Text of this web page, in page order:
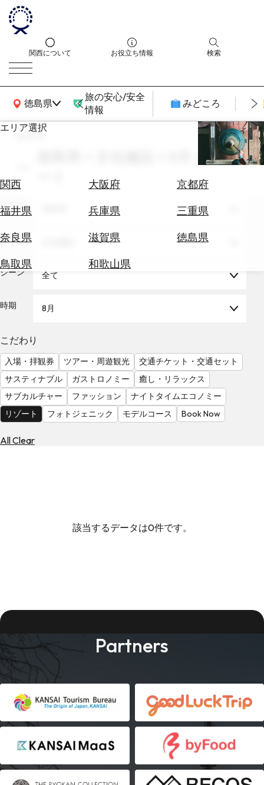
関西について お役立ち情報 検索
徳島県
関西広域MAP
旅の安心/安全
情報
みどころ
エリア選択
関西 大阪府
京都府
福井県
兵庫県
三重県
奈良県
滋賀県
徳島県
鳥取県
和歌山県
エ
券
テ
を
る
気
を
見
る
search
徳島県 × 文化施設 × 8月 × リゾ
エリア
テーマ
シーン 全て
時期 8月
こだわり
入場・拝観券 ツアー・周遊観光
交通チケット・交通セット
サスティナブル
ガストロノミー
癒し・リラックス
サブカルチャー
ファッション
ナイトタイムエコノミー
リゾート
フォトジェニック モデルコース Book Now
All Clear
該当するデータは0件です。
Partners